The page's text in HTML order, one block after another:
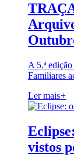
A 5.ª
Familiares
Ler mais+
vistos